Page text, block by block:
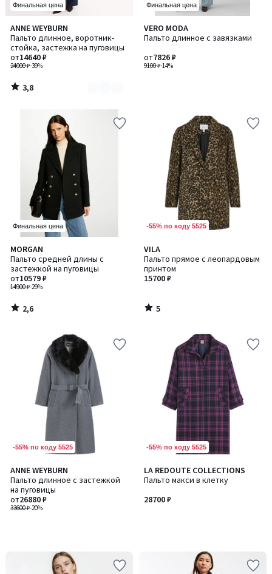
Финальная цена
ANNE WEYBURN
Пальто длинное, воротник-
стойка, застежка на пуговицы
24000 ₽-39%
от14640 ₽
3,8
/ 5
Количество
цветов:
2
3,8
/
Финальная цена
VERO MODA
Пальто длинное с завязками
9100 ₽-14%
от7826 ₽
Финальная цена
MORGAN
Пальто средней длины с
застежкой на пуговицы
14900 ₽-29%
от10579 ₽
2,6
/ 5
2,6
/
-55% по коду 5525
VILA
Пальто прямое с леопардовым
принтом
15700 ₽
5
/
5
5
/
-55% по коду 5525
ANNE WEYBURN
Пальто длинное с застежкой
на пуговицы
33600 ₽-20%
от26880 ₽
-55% по коду 5525
LA REDOUTE COLLECTIONS
Пальто макси в клетку
28700 ₽